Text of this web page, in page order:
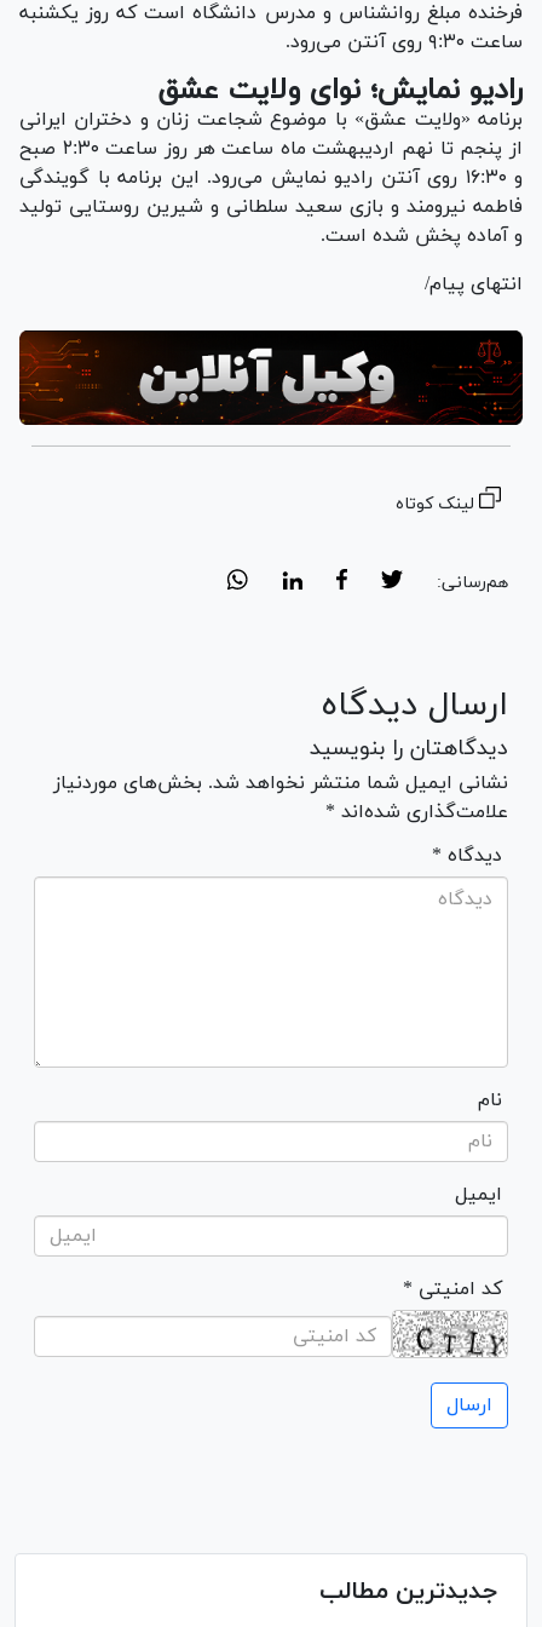
فرخنده مبلغ روانشناس و مدرس دانشگاه است که روز یکشنبه
ساعت ۹:۳۰ روی آنتن می‌رود.
رادیو نمایش؛ نوای ولایت عشق
برنامه «ولایت عشق» با موضوع شجاعت زنان و دختران ایرانی
از پنجم تا نهم اردیبهشت ماه ساعت هر روز ساعت ۲:۳۰ صبح
و ۱۶:۳۰ روی آنتن رادیو نمایش می‌رود. این برنامه با گویندگی
فاطمه نیرومند و بازی سعید سلطانی و شیرین روستایی تولید
و آماده پخش شده است.
انتهای پیام/
لینک کوتاه
هم‌رسانی:
ارسال دیدگاه
دیدگاهتان را بنویسید
نشانی ایمیل شما منتشر نخواهد شد. بخش‌های موردنیاز
علامت‌گذاری شده‌اند *
* دیدگاه
نام
ایمیل
* کد امنیتی
جدیدترین مطالب